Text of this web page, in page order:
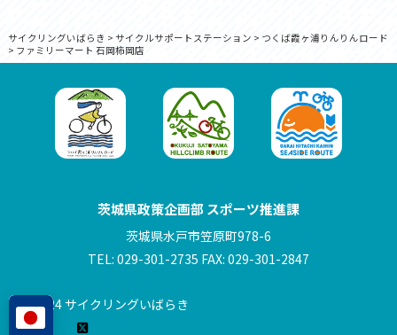
サイクリングいばらき > サイクルサポートステーション > つくば霞ヶ浦りんりんロード
> ファミリーマート 石岡柿岡店
茨城県政策企画部 スポーツ推進課
茨城県水戸市笠原町978-6
TEL: 029-301-2735 FAX: 029-301-2847
© 2024 サイクリングいばらき